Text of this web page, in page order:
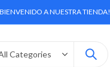
A NUESTRA TIENDA!